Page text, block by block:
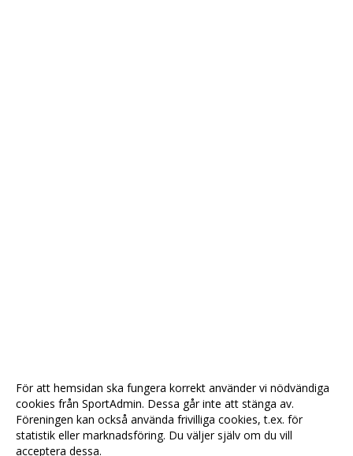
För att hemsidan ska fungera korrekt använder vi nödvändiga
cookies från SportAdmin. Dessa går inte att stänga av.
Föreningen kan också använda frivilliga cookies, t.ex. för
statistik eller marknadsföring. Du väljer själv om du vill
acceptera dessa.